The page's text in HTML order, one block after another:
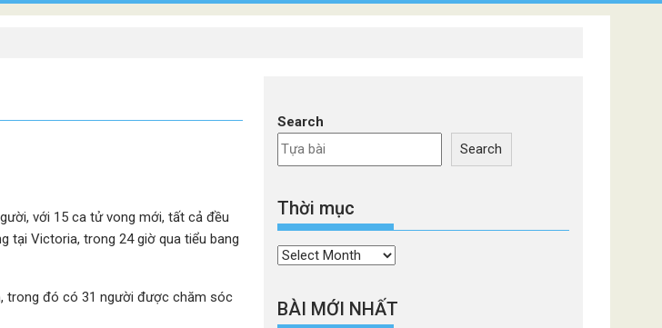
với 15 ca tử vong mới, tất cả đều
tại Victoria, trong 24 giờ qua tiểu bang
trong đó có 31 người được chăm sóc
Search
Search
Thời mục
Thời
BÀI MỚI NHẤT